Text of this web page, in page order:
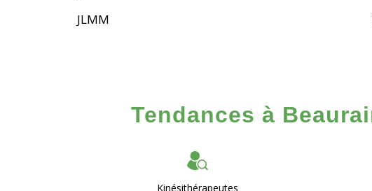
JLMM
Tendances à
Kinésithérapeutes